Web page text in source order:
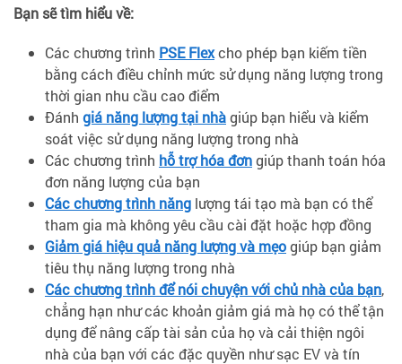
Bạn sẽ tìm hiểu về:
Các chương trình PSE Flexcho phép bạn kiếm tiền
bằng cách điều chỉnh mức sử dụng năng lượng trong
thời gian nhu cầu cao điểm
Đánh giá năng lượng tại nhàgiúp bạn hiểu và kiểm
soát việc sử dụng năng lượng trong nhà
Các chương trình hỗ trợ hóa đơngiúp thanh toán hóa
đơn năng lượng của bạn
Các chương trình năng lượng tái tạo mà bạn có thể
tham gia mà không yêu cầu cài đặt hoặc hợp đồng
Giảm giá hiệu quả năng lượng và mẹogiúp bạn giảm
tiêu thụ năng lượng trong nhà
Các chương trình để nói chuyện với chủ nhà của bạn,
chẳng hạn như các khoản giảm giá mà họ có thể tận
dụng để nâng cấp tài sản của họ và cải thiện ngôi
nhà của bạn với các đặc quyền như sạc EV và tín